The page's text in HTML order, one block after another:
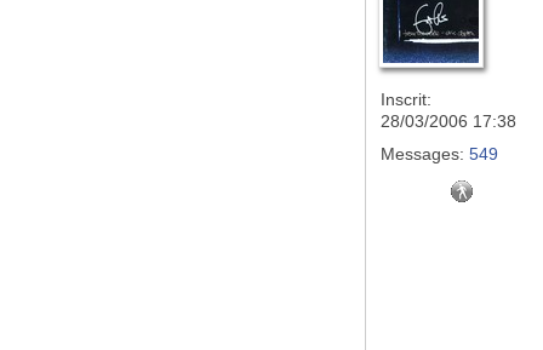
Inscrit:
28/03/2006 17:38
Messages: 549